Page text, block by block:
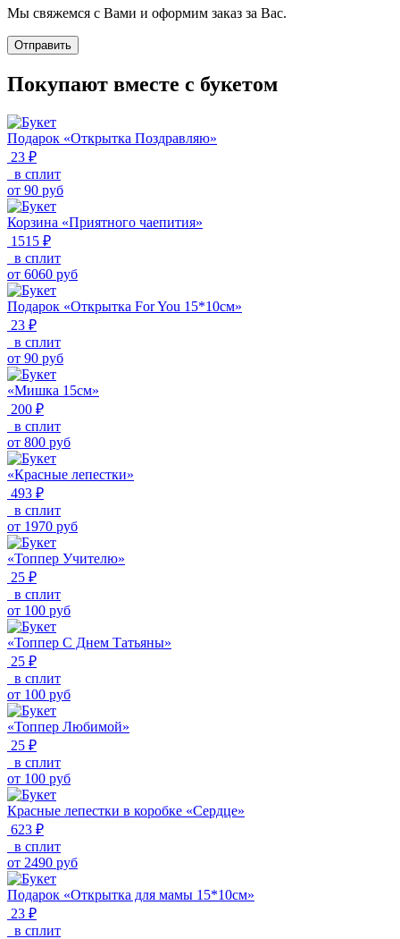
Мы свяжемся с Вами и оформим заказ за Вас.
Отправить
Покупают вместе с букетом
Подарок «Открытка Поздравляю»
23 ₽
в сплит
от 90 руб
Корзина «Приятного чаепития»
1515 ₽
в сплит
от 6060 руб
Подарок «Открытка For You 15*10см»
23 ₽
в сплит
от 90 руб
«Мишка 15см»
200 ₽
в сплит
от 800 руб
«Красные лепестки»
493 ₽
в сплит
от 1970 руб
«Топпер Учителю»
25 ₽
в сплит
от 100 руб
«Топпер С Днем Татьяны»
25 ₽
в сплит
от 100 руб
«Топпер Любимой»
25 ₽
в сплит
от 100 руб
Красные лепестки в коробке «Сердце»
623 ₽
в сплит
от 2490 руб
Подарок «Открытка для мамы 15*10см»
23 ₽
в сплит